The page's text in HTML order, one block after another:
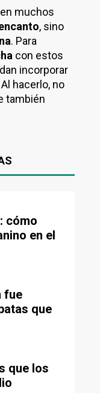
en muchos
, sino
. Para
con estos
incorporar
Al hacerlo, no
también
cómo
en el
fue
que
que los